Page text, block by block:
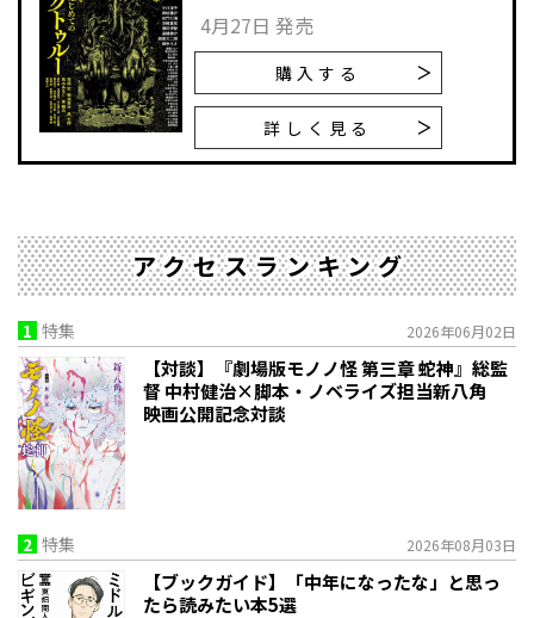
4月27日 発売
購入する
詳しく見る
アクセスランキング
1 特集 2026年06月02日
【対談】『劇場版モノノ怪 第三章 蛇神』総監
督 中村健治×脚本・ノベライズ担当新八角
映画公開記念対談
2 特集 2026年08月03日
【ブックガイド】「中年になったな」と思っ
たら読みたい本5選